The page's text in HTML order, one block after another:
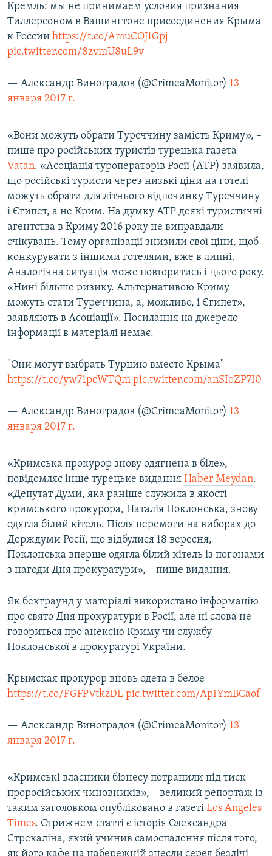
Кремль: мы не принимаем условия признания
Тиллерсоном в Вашингтоне присоединения Крыма
к России https://t.co/AmuCOJ1Gpj
pic.twitter.com/8zvmU8uL9v
— Александр Виноградов (@CrimeaMonitor) 13
января 2017 г.
«Вони можуть обрати Туреччину замість Криму», –
пише про російських туристів турецька газета
Vatan. «Асоціація туроператорів Росії (АТР) заявила,
що російські туристи через низькі ціни на готелі
можуть обрати для літнього відпочинку Туреччину
і Єгипет, а не Крим. На думку АТР деякі туристичні
агентства в Криму 2016 року не виправдали
очікувань. Тому організації знизили свої ціни, щоб
конкурувати з іншими готелями, вже в липні.
Аналогічна ситуація може повторитись і цього року.
«Нині більше ризику. Альтернативою Криму
можуть стати Туреччина, а, можливо, і Єгипет», –
заявляють в Асоціації». Посилання на джерело
інформації в матеріалі немає.
"Они могут выбрать Турцию вместо Крыма"
https://t.co/yw71pcWTQm pic.twitter.com/anSIoZP7I0
— Александр Виноградов (@CrimeaMonitor) 13
января 2017 г.
«Кримська прокурор знову одягнена в біле», –
повідомляє інше турецьке видання Нaber Мeydan.
«Депутат Думи, яка раніше служила в якості
кримського прокурора, Наталія Поклонська, знову
одягла білий кітель. Після перемоги на виборах до
Держдуми Росії, що відбулися 18 вересня,
Поклонська вперше одягла білий кітель із погонами
з нагоди Дня прокуратури», – пише видання.
Як бекграунд у матеріалі використано інформацію
про свято Дня прокуратури в Росії, але ні слова не
говориться про анексію Криму чи службу
Поклонської в прокуратурі України.
Крымская прокурор вновь одета в белое
https://t.co/PGFPVtkzDL pic.twitter.com/ApIYmBCaof
— Александр Виноградов (@CrimeaMonitor) 13
января 2017 г.
«Кримські власники бізнесу потрапили під тиск
проросійських чиновників», – великий репортаж із
таким заголовком опубліковано в газеті Los Angeles
Times. Стрижнем статті є історія Олександра
Стрекаліна, який учинив самоспалення після того,